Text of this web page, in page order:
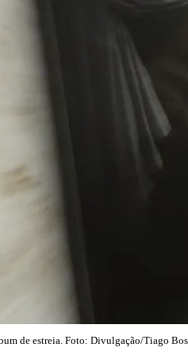
de estreia. Foto: Divulgação/Tiago